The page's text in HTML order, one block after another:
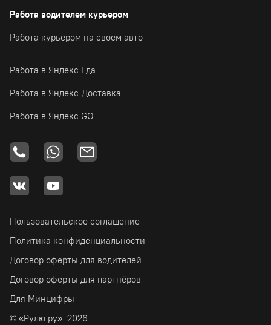
Работа водителем курьером
Работа курьером на своём авто
Работа в Яндекс.Еда
Работа в Яндекс.Доставка
Работа в Яндекс GO
Пользовательское соглашение
Политика конфиденциальности
Договор оферты для водителей
Договор оферты для партнёров
Для Минцифры
© «Рулю.ру». 2026.